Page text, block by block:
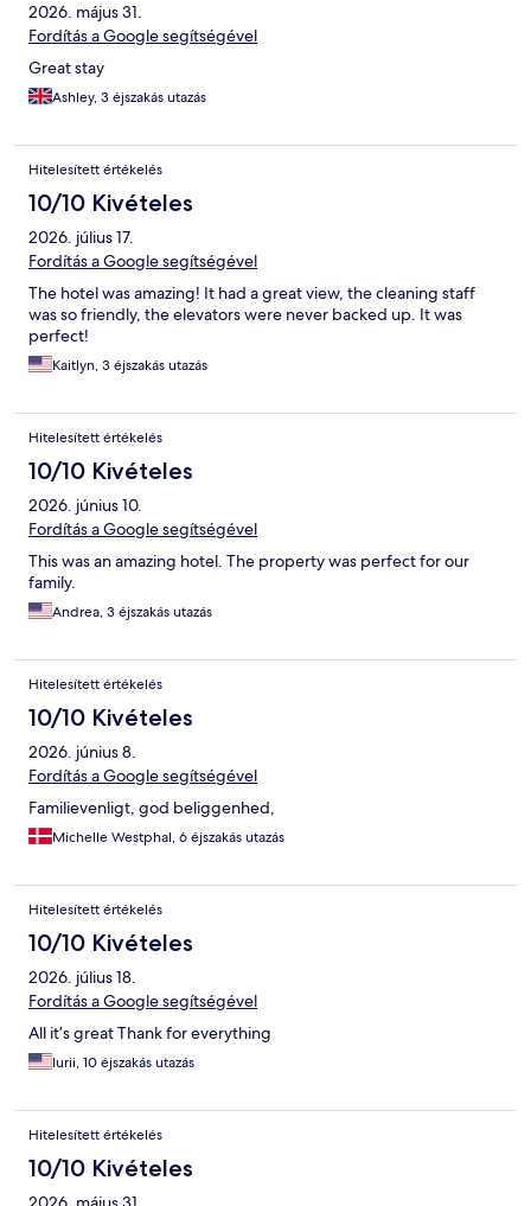
2026. május 31.
Fordítás a Google segítségével
Great stay
Ashley, 3 éjszakás utazás
Hitelesített értékelés
10/10 Kivételes
2026. július 17.
Fordítás a Google segítségével
The hotel was amazing! It had a great view, the cleaning staff
was so friendly, the elevators were never backed up. It was
perfect!
Kaitlyn, 3 éjszakás utazás
Hitelesített értékelés
10/10 Kivételes
2026. június 10.
Fordítás a Google segítségével
This was an amazing hotel. The property was perfect for our
family.
Andrea, 3 éjszakás utazás
Hitelesített értékelés
10/10 Kivételes
2026. június 8.
Fordítás a Google segítségével
Familievenligt, god beliggenhed,
Michelle Westphal, 6 éjszakás utazás
Hitelesített értékelés
10/10 Kivételes
2026. július 18.
Fordítás a Google segítségével
All it’s great Thank for everything
Iurii, 10 éjszakás utazás
Hitelesített értékelés
10/10 Kivételes